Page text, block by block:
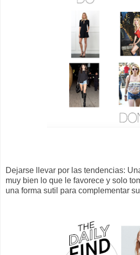
Dejarse llevar por las tendencias:
muy bien lo que le favorece y solo
una forma sutil para complementar